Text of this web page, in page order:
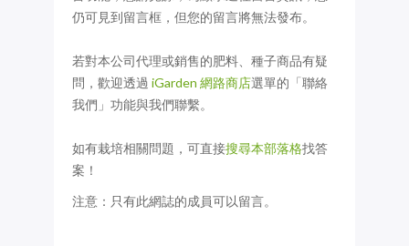
仍可見到留言框，但您的留言將無法發布。
若對本公司代理或銷售的肥料、種子商品有疑
問，歡迎透過 iGarden 網路商店選單的「聯絡
我們」功能與我們聯繫。
如有栽培相關問題，可直接搜尋本部落格找答
案！
注意：只有此網誌的成員可以留言。